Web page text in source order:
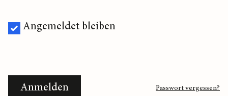
Angemeldet bleiben
Anmelden Passwort vergessen?